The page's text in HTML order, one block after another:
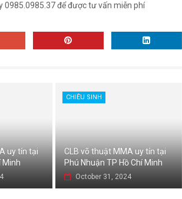
0985.0985.37 để được tư vấn miễn phí
uy tín tại
Minh
CHIÊU SINH
CLB võ thuật MMA uy tín tại
Phú Nhuận TP Hồ Chí Minh
October 31, 2024